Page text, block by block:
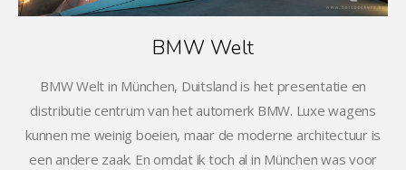
BMW Welt
BMW Welt in München, Duitsland is het presentatie en
distributie centrum van het automerk BMW. Luxe wagens
kunnen me weinig boeien, maar de moderne architectuur is
een andere zaak. En omdat ik toch al in München was voor